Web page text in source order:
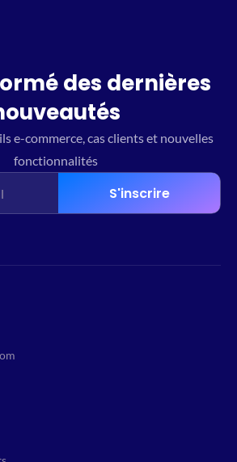
des dernières
e-commerce, cas clients et nouvelles
fonctionnalités
S'inscrire